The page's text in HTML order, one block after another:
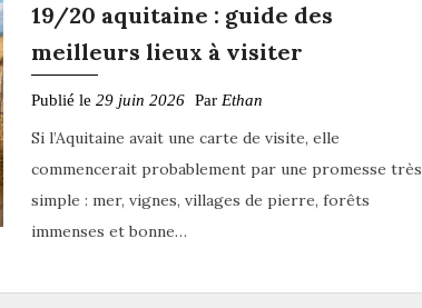
19/20 aquitaine : guide des
meilleurs lieux à visiter
Publié le 29 juin 2026 Par Ethan
Si l’Aquitaine avait une carte de visite, elle
commencerait probablement par une promesse très
simple : mer, vignes, villages de pierre, forêts
immenses et bonne…